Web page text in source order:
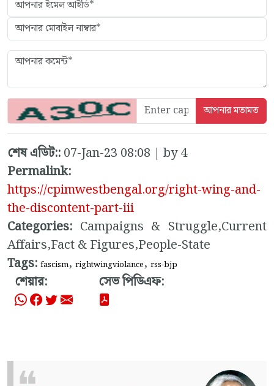
শেষ এডিট::07-Jan-23 08:08 | by 4
Permalink:
https://cpimwestbengal.org/right-wing-and-
the-discontent-part-iii
Categories: Campaigns & Struggle,Current
Affairs,Fact & Figures,People-State
Tags: fascism, rightwingviolance, rss-bjp
শেয়ার: সেভ পিডিএফ: